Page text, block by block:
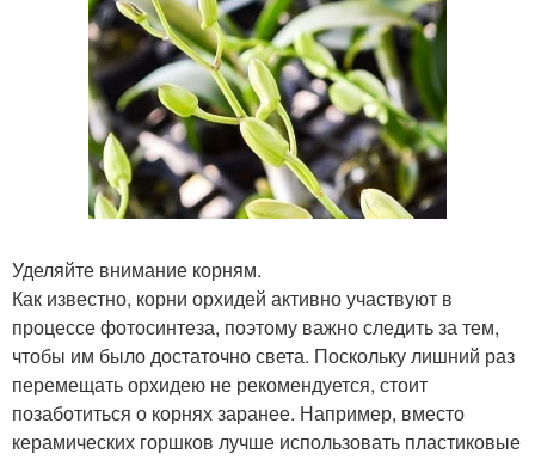
Уделяйте внимание корням.
Как известно, корни орхидей активно участвуют в
процессе фотосинтеза, поэтому важно следить за тем,
чтобы им было достаточно света. Поскольку лишний раз
перемещать орхидею не рекомендуется, стоит
позаботиться о корнях заранее. Например, вместо
керамических горшков лучше использовать пластиковые